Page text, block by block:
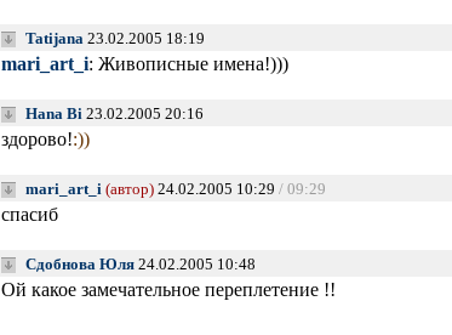
Tatijana23.02.2005 18:19
mari_art_i: Живописные имена!)))
Hana Bi23.02.2005 20:16
здорово!:))
mari_art_i (автор)24.02.2005 10:29 / 09:29
cпасиб
Сдобнова Юля24.02.2005 10:48
Ой какое замечательное переплетение !!